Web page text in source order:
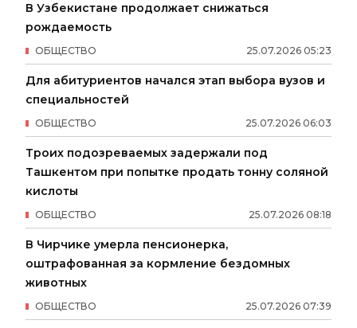
В Узбекистане продолжает снижаться
рождаемость
25.07.2026 05:23
ОБЩЕСТВО
Для абитуриентов начался этап выбора вузов и
специальностей
25.07.2026 06:03
ОБЩЕСТВО
Троих подозреваемых задержали под
Ташкентом при попытке продать тонну соляной
кислоты
25.07.2026 08:18
ОБЩЕСТВО
В Чирчике умерла пенсионерка,
оштрафованная за кормление бездомных
животных
25.07.2026 07:39
ОБЩЕСТВО